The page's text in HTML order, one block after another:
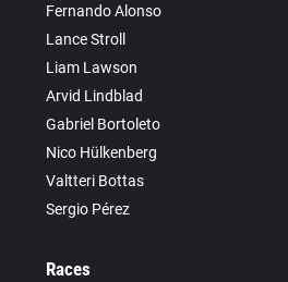
Fernando Alonso
Lance Stroll
Liam Lawson
Arvid Lindblad
Gabriel Bortoleto
Nico Hülkenberg
Valtteri Bottas
Sergio Pérez
Races